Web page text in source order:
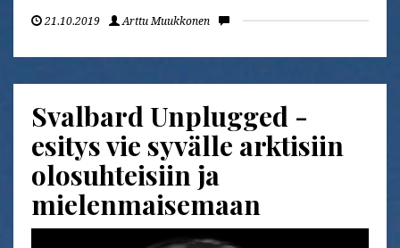
21.10.2019 Arttu Muukkonen
Svalbard Unplugged -
esitys vie syvälle arktisiin
olosuhteisiin ja
mielenmaisemaan